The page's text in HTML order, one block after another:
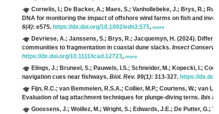
Cornelis, I.; De Backer, A.; Maes, S.; Vanhollebeke, J.; Brys, R.;
DNA for monitoring the impact of offshore wind farms on fish and
6(4): e575. https://dx.doi.org/10.1002/edn3.575, more
Devriese, A.; Janssens, S.; Brys, R.; Jacquemyn, H. (2024).
communities to fragmentation in coastal dune slacks. Insect
https://dx.doi.org/10.1111/icad.12723, more
Elings, J.; Bruneel, S.; Pauwels, I.S.; Schneider, M.; Kopecki, I.;
navigation cues near fishways. Biol. Rev. 99(1): 313-327. https://
Fijn, R.C.; van Bemmelen, R.S.A.; Collier, M.P.; Courtens, W.; van
Evaluation of tag attachment techniques for plunge-diving terns. Ibis
Goossens, J.; Woillez, M.; Wright, S.; Edwards, J.E.; De Putter, G.;